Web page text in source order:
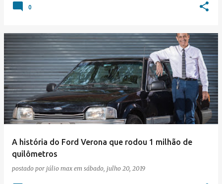
0
A história do Ford Verona que rodou 1 milhão de
quilômetros
postado por júlio max em sábado, julho 20, 2019